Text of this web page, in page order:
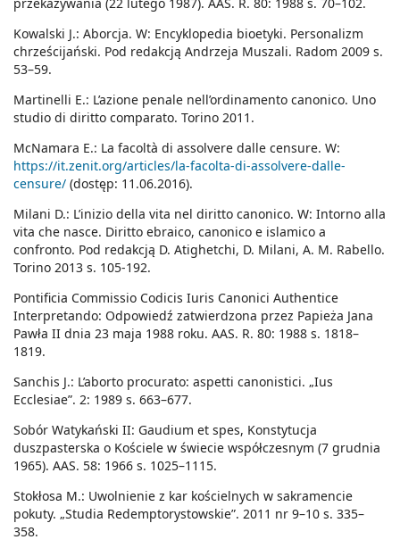
przekazywania (22 lutego 1987). AAS. R. 80: 1988 s. 70–102.
Kowalski J.: Aborcja. W: Encyklopedia bioetyki. Personalizm
chrześcijański. Pod redakcją Andrzeja Muszali. Radom 2009 s.
53–59.
Martinelli E.: L’azione penale nell’ordinamento canonico. Uno
studio di diritto comparato. Torino 2011.
McNamara E.: La facoltà di assolvere dalle censure. W:
https://it.zenit.org/articles/la-facolta-di-assolvere-dalle-
censure/ (dostęp: 11.06.2016).
Milani D.: L’inizio della vita nel diritto canonico. W: Intorno alla
vita che nasce. Diritto ebraico, canonico e islamico a
confronto. Pod redakcją D. Atighetchi, D. Milani, A. M. Rabello.
Torino 2013 s. 105-192.
Pontificia Commissio Codicis Iuris Canonici Authentice
Interpretando: Odpowiedź zatwierdzona przez Papieża Jana
Pawła II dnia 23 maja 1988 roku. AAS. R. 80: 1988 s. 1818–
1819.
Sanchis J.: L’aborto procurato: aspetti canonistici. „Ius
Ecclesiae”. 2: 1989 s. 663–677.
Sobór Watykański II: Gaudium et spes, Konstytucja
duszpasterska o Kościele w świecie współczesnym (7 grudnia
1965). AAS. 58: 1966 s. 1025–1115.
Stokłosa M.: Uwolnienie z kar kościelnych w sakramencie
pokuty. „Studia Redemptorystowskie”. 2011 nr 9–10 s. 335–
358.